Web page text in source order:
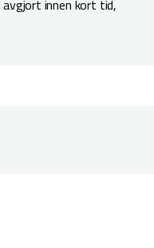
avgjort innen kort tid,